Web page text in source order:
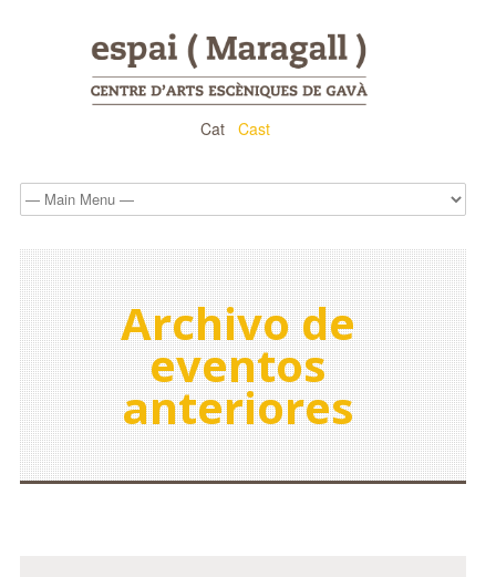
Cat Cast
Archivo de
eventos
anteriores